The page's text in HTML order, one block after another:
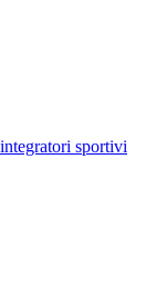
sportivi